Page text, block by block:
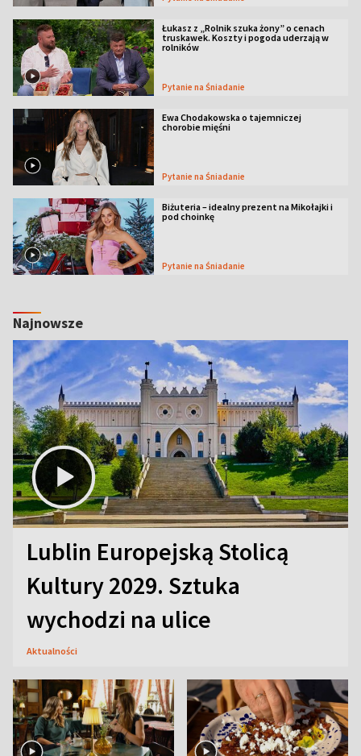
Łukasz z „Rolnik szuka żony” o cenach
truskawek. Koszty i pogoda uderzają w
rolników
Pytanie na Śniadanie
Ewa Chodakowska o tajemniczej
chorobie mięśni
Pytanie na Śniadanie
Biżuteria – idealny prezent na Mikołajki i
pod choinkę
Pytanie na Śniadanie
Najnowsze
Lublin Europejską Stolicą
Kultury 2029. Sztuka
wychodzi na ulice
Aktualności